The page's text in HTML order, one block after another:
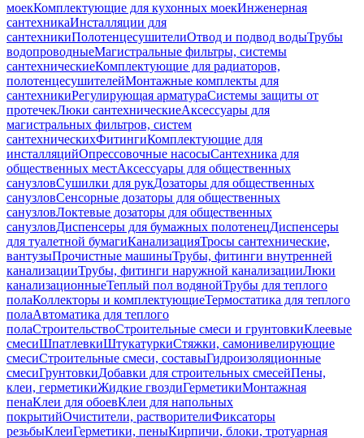
моекКомплектующие для кухонных моекИнженерная
сантехникаИнсталляции для
сантехникиПолотенцесушителиОтвод и подвод водыТрубы
водопроводныеМагистральные фильтры, системы
сантехническиеКомплектующие для радиаторов,
полотенцесушителейМонтажные комплекты для
сантехникиРегулирующая арматураСистемы защиты от
протечекЛюки сантехническиеАксессуары для
магистральных фильтров, систем
сантехническихФитингиКомплектующие для
инсталляцийОпрессовочные насосыСантехника для
общественных местАксессуары для общественных
санузловСушилки для рукДозаторы для общественных
санузловСенсорные дозаторы для общественных
санузловЛоктевые дозаторы для общественных
санузловДиспенсеры для бумажных полотенецДиспенсеры
для туалетной бумагиКанализацияТросы сантехнические,
вантузыПрочистные машиныТрубы, фитинги внутренней
канализацииТрубы, фитинги наружной канализацииЛюки
канализационныеТеплый пол водянойТрубы для теплого
полаКоллекторы и комплектующиеТермостатика для теплого
полаАвтоматика для теплого
полаСтроительствоСтроительные смеси и грунтовкиКлеевые
смесиШпатлевкиШтукатуркиСтяжки, самонивелирующие
смесиСтроительные смеси, составыГидроизоляционные
смесиГрунтовкиДобавки для строительных смесейПены,
клеи, герметикиЖидкие гвоздиГерметикиМонтажная
пенаКлеи для обоевКлеи для напольных
покрытийОчистители, растворителиФиксаторы
резьбыКлеиГерметики, пеныКирпичи, блоки, тротуарная